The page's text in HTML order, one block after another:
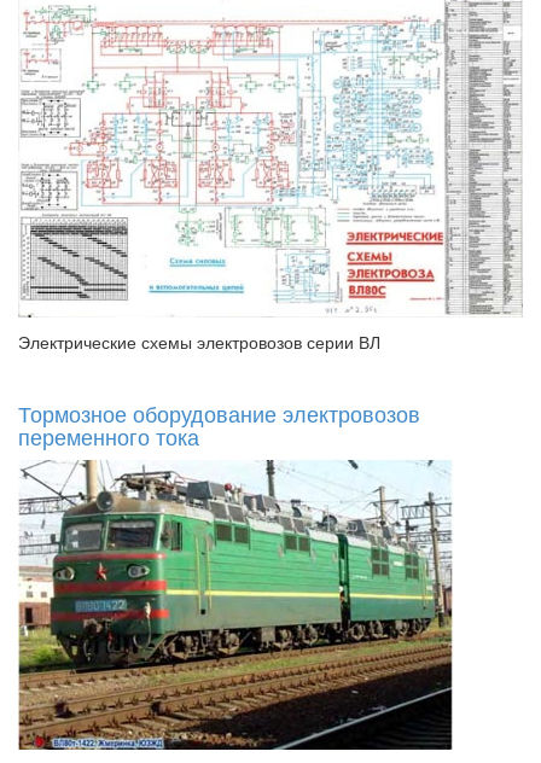
Электрические схемы электровозов серии ВЛ
Тормозное оборудование электровозов
переменного тока